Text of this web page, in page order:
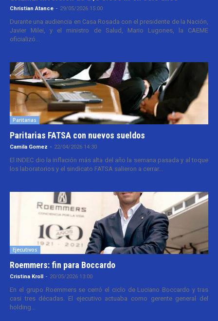
Christian Atance - 29/05/2026 15:00
Durante una audiencia en Casa Rosada con el presidente de la Nación,
Javier Milei, y el ministro de Salud, Mario Lugones, la CAEME
oficializó...
Paritarias
Paritarias FATSA con nuevos sueldos
Camila Gomez - 22/04/2026 14:30
El INDEC dio la inflación más alta del año la semana pasada y al toque
los laboratorios y el sindicato FATSA salieron a cerrar...
Ejecutivos
Roemmers: fin para Boccardo
Cristina Kroll - 20/05/2026 13:00
En el grupo Roemmers se cerró el ciclo de Luciano Boccardo y tras
casi tres décadas. El ejecutivo actuaba como gerente general del
holding...